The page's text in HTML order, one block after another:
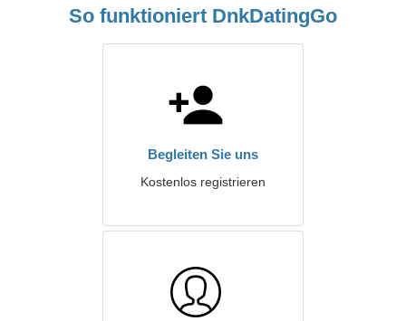
So funktioniert DnkDatingGo
Begleiten Sie uns
Kostenlos registrieren